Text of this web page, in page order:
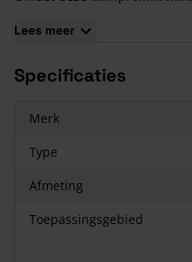
afmetingen.
Kenmerken PE-Folie T200
Ideaal voor hergebruik
Lees meer
Specificaties
Merk
Type
Afmeting
Toepassingsgebied